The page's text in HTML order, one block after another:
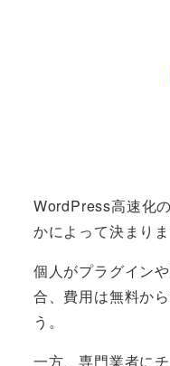
WordPress高速化
かによって決まりま
個人がプラグイン
合、費用は無料か
う。
一方、専門業者に